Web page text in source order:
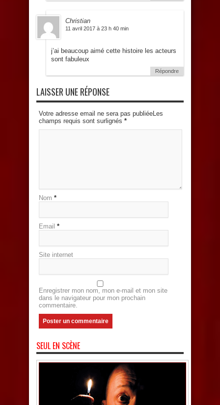
Christian
11 avril 2017 à 23 h 40 min
j’ai beaucoup aimé cette histoire les acteurs
sont fabuleux
Répondre
LAISSER UNE RÉPONSE
Votre adresse email ne sera pas publiéeLes
champs requis sont surlignés *
Nom *
Email *
Site internet
Enregistrer mon nom, mon e-mail et mon site
dans le navigateur pour mon prochain
commentaire.
SEUL EN SCÈNE